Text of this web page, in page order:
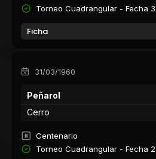
Torneo Cuadrangular - Fecha 3
Ficha
31/03/1960
Peñarol
Cerro
Centenario
Torneo Cuadrangular - Fecha 2